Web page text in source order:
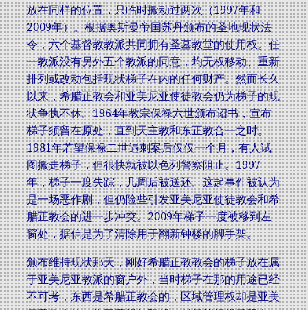
放在同样的位置，只临时搬动过两次（1997年和
2009年）。根据奥斯曼帝国苏丹颁布的圣地现状法
令，六个基督教教派共同拥有圣墓教堂的使用权。任
一教派没有另外五个教派的同意，均无权移动、重新
排列或改动包括现状梯子在内的任何财产。然而长久
以来，希腊正教会和亚美尼亚使徒教会仍为梯子的现
状争执不休。1964年教宗保禄六世颁布诏书，宣布
梯子须留在原处，直到天主教和东正教合一之时。
1981年若望保禄二世遇刺案后仅仅一个月，有人试
图搬走梯子，但很快就被以色列警察阻止。1997
年，梯子一度失踪，几周后被送还。这起事件被认为
是一场恶作剧，但仍险些引发亚美尼亚使徒教会和希
腊正教会的进一步冲突。2009年梯子一度被移到左
窗处，据信是为了清除用于翻新钟楼的脚手架。
颁布维持现状那天，刚好希腊正教教会的梯子放在属
于亚美尼亚教派的窗户外，当时梯子在那的用途已经
不可考，东西是希腊正教会的，区域管理权却是亚美